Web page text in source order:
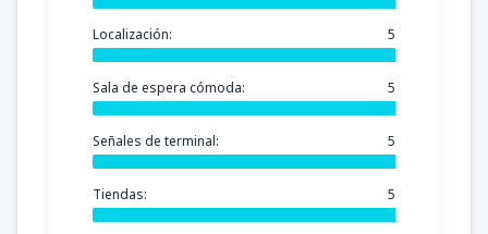
Localización: 5
Sala de espera cómoda: 5
Señales de terminal: 5
Tiendas: 5